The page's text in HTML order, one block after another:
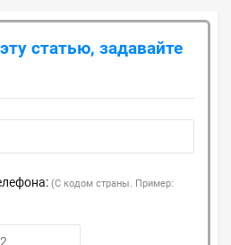
статью, задавайте
(С кодом страны. Пример: